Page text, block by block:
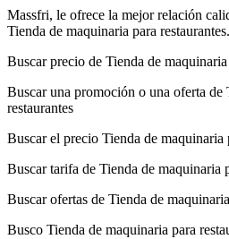
Massfri, le ofrece la mejor relación
Tienda de maquinaria para restaurantes.
Buscar precio de Tienda de maquinaria
Buscar una promoción o una oferta de
restaurantes
Buscar el precio Tienda de maquinaria
Buscar tarifa de Tienda de maquinaria
Buscar ofertas de Tienda de
Busco Tienda de maquinaria para